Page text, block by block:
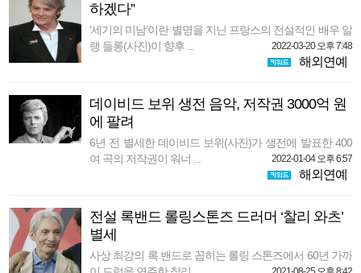
하겠다”
‘세기의 미남’이란 별명을 지닌 프랑스의 전설적인 배우 알
랭 들롱(사진)이 향후 ...
2022-03-20 오후 7:48
해외연예
데이비드 보위 생전 음악, 저작권 3000억 원
에 팔려
6년 전 별세한 데이비드 보위(사진)가 생전에 발표한 400
여 곡의 저작권이 워너 ...
2022-01-04 오후 6:57
해외연예
전설 록밴드 롤링스톤즈 드러머 ‘찰리 와츠’
별세
사상 최강의 록 밴드로 꼽히는 롤링 스톤즈에서 60년 가까